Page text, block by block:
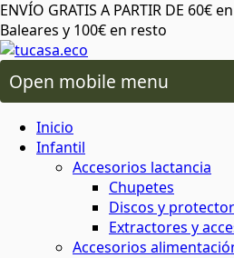
ENVÍO GRATIS A PARTIR DE 60€
Baleares y 100€ en resto
Open mobile menu
oral
capilar
y baño
lactancia
alimentación
accesorios
Inicio
Infantil
Accesorios lactancia
Chupetes
Discos y
Extractores y
Accesorios